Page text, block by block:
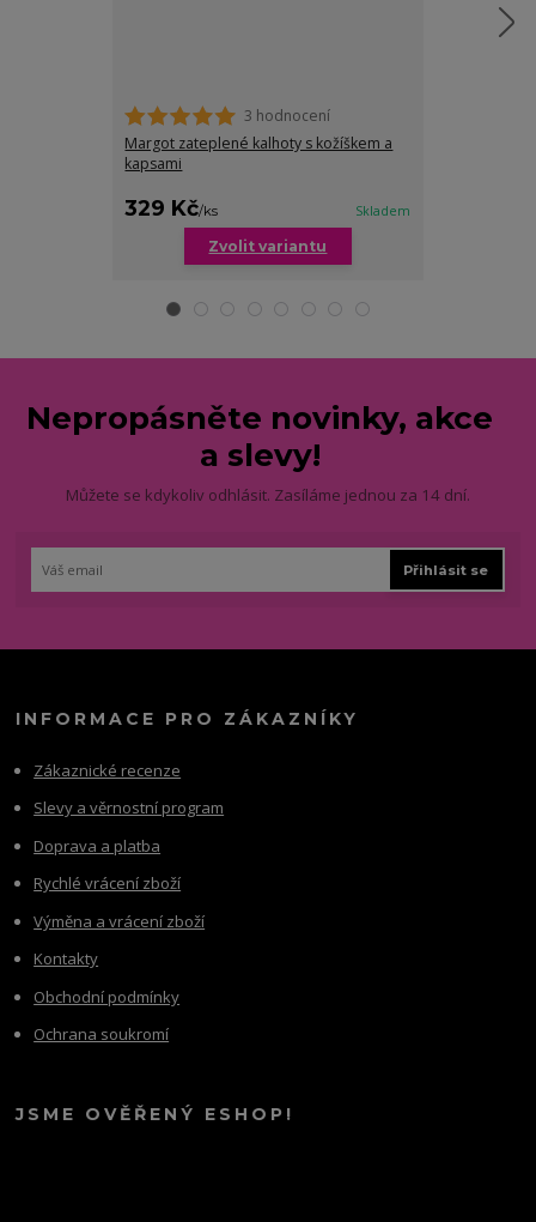
3 hodnocení
Margot zateplené kalhoty s kožíškem a
kapsami
329 Kč/ks Skladem
Zvolit variantu
Nepropásněte novinky, akce
a slevy!
Můžete se kdykoliv odhlásit. Zasíláme jednou za 14 dní.
Přihlásit se
INFORMACE PRO ZÁKAZNÍKY
Zákaznické recenze
Slevy a věrnostní program
Doprava a platba
Rychlé vrácení zboží
Výměna a vrácení zboží
Kontakty
Obchodní podmínky
Ochrana soukromí
JSME OVĚŘENÝ ESHOP!